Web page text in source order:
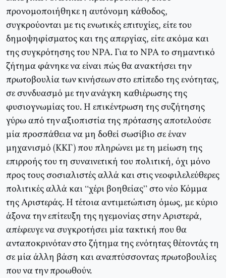
προνομοποιήθηκε η αυτόνομη κάθοδος,
συγκρούονται με τις ενωτικές επιτυχίες, είτε του
δημοψηφίσματος και της απεργίας, είτε ακόμα και
της συγκρότησης του NPA. Για το NPA το σημαντικό
ζήτημα φάνηκε να είναι πώς θα ανακτήσει την
πρωτοβουλία των κινήσεων στο επίπεδο της ενότητας,
σε συνδυασμό με την ανάγκη καθιέρωσης της
φυσιογνωμίας του. Η επικέντρωση της συζήτησης
γύρω από την αξιοπιστία της πρότασης αποτελούσε
μία προσπάθεια να μη δοθεί σωσίβιο σε έναν
μηχανισμό (ΚΚΓ) που πληρώνει με τη μείωση της
επιρροής του τη συναινετική του πολιτική, όχι μόνο
προς τους σοσιαλιστές αλλά και στις νεοφιλελεύθερες
πολιτικές αλλά και “χέρι βοηθείας” στο νέο Κόμμα
της Αριστεράς. Η τέτοια αντιμετώπιση όμως, με κύριο
άξονα την επίτευξη της ηγεμονίας στην Αριστερά,
απέφευγε να συγκροτήσει μία τακτική που θα
ανταποκρινόταν στο ζήτημα της ενότητας θέτοντάς τη
σε μία άλλη βάση και αναπτύσσοντας πρωτοβουλίες
που να την προωθούν.